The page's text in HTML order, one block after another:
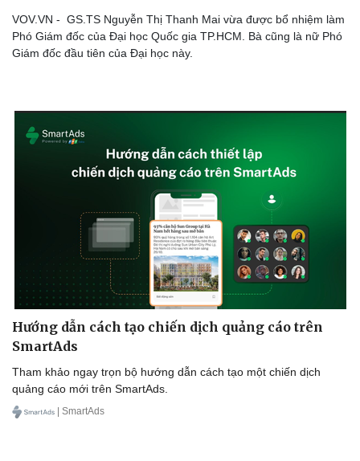
Doanh nghiệp 24h
Doanh nhân
Vì cộng đồng
Tin Công nghệ
Chuyển đổi số
VOV.VN - GS.TS Nguyễn Thị Thanh Mai vừa được bổ nhiệm làm
Phó Giám đốc của Đại học Quốc gia TP.HCM. Bà cũng là nữ Phó
Giám đốc đầu tiên của Đại học này.
Hướng dẫn cách tạo chiến dịch quảng cáo trên
SmartAds
Tham khảo ngay trọn bộ hướng dẫn cách tạo một chiến dịch
quảng cáo mới trên SmartAds.
| SmartAds